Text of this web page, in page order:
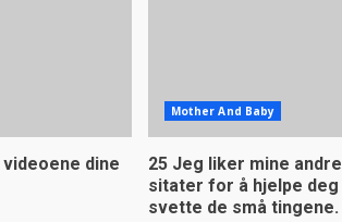
dine
Mother And Baby
25 Jeg liker mine
sitater for å hjelpe deg
svette de små tingene.